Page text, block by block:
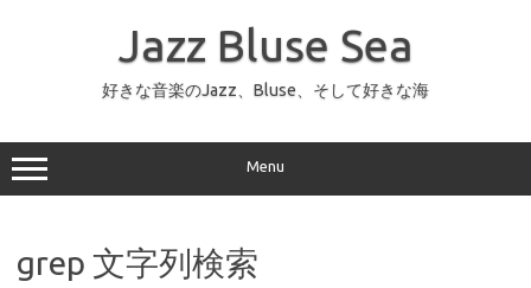
ッ
プ
Jazz Bluse Sea
好きな音楽のJazz、Bluse、そして好きな海
Menu
grep 文字列検索